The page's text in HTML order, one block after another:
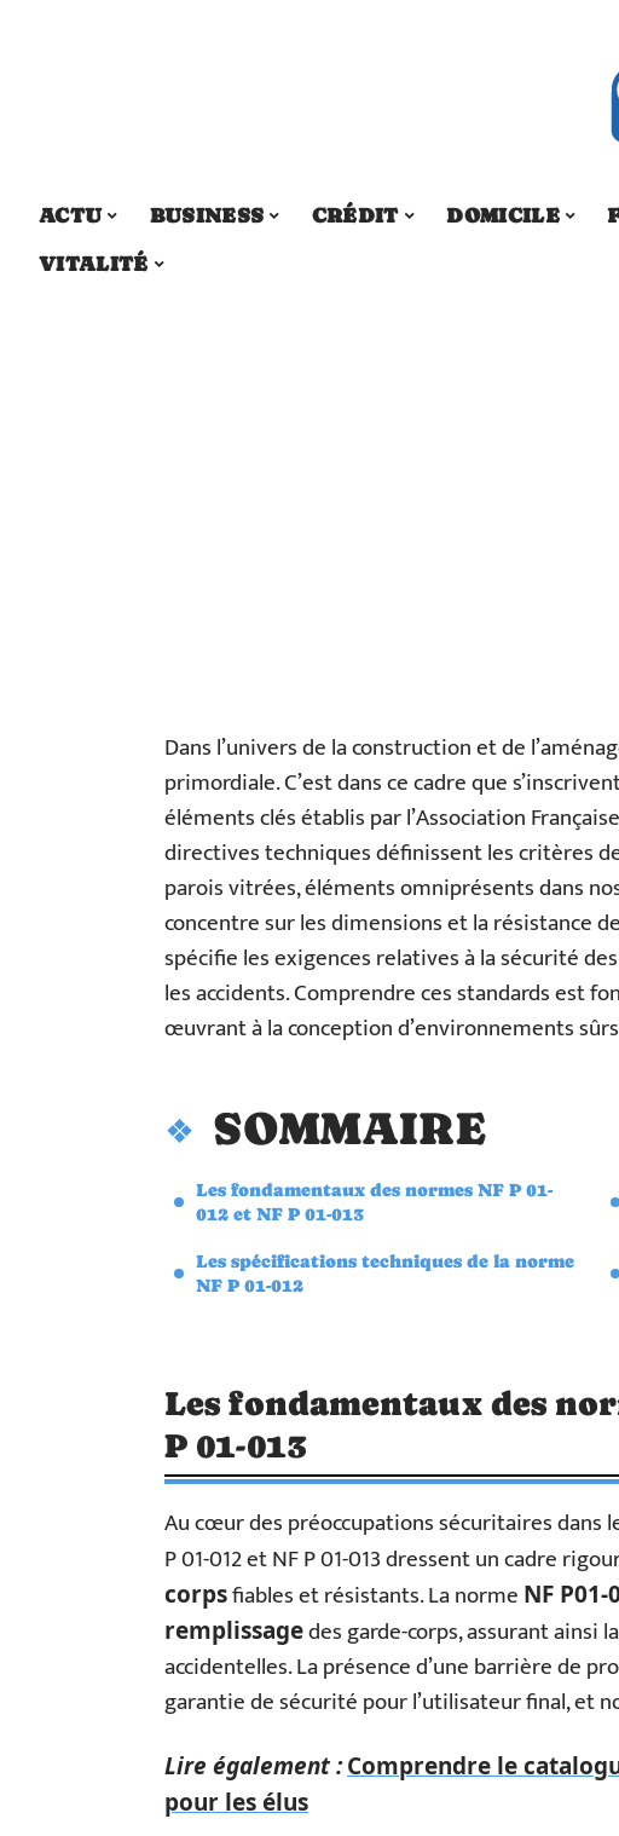
ACTU BUSINESS CRÉDIT DOMICILE
VITALITÉ
Dans l’univers de la construction et de
primordiale. C’est dans ce cadre que
éléments clés établis par l’Association
directives techniques définissent les critères
parois vitrées, éléments omniprésents dans
concentre sur les dimensions et la résistance
spécifie les exigences relatives à la sécurité
les accidents. Comprendre ces standards est
œuvrant à la conception d’environnements
SOMMAIRE
Les fondamentaux des normes NF P 01-
012 et NF P 01-013
Les spécifications techniques de la norme
NF P 01-012
Les fondamentaux des
P 01-013
Au cœur des préoccupations sécuritaires dans
P 01-012 et NF P 01-013 dressent un cadre
corpsfiables et résistants. La norme NF P01-
remplissagedes garde-corps, assurant ainsi
accidentelles. La présence d’une barrière de
garantie de sécurité pour l’utilisateur final, et
Lire également :Comprendre le
pour les élus